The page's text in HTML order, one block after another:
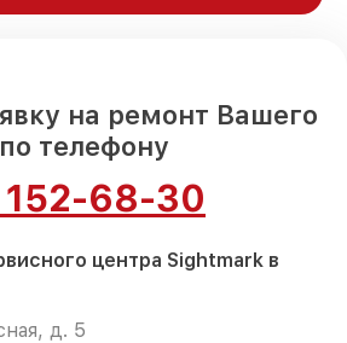
на ремонт Вашего
телефону
68-30
центра Sightmark в
д. 5